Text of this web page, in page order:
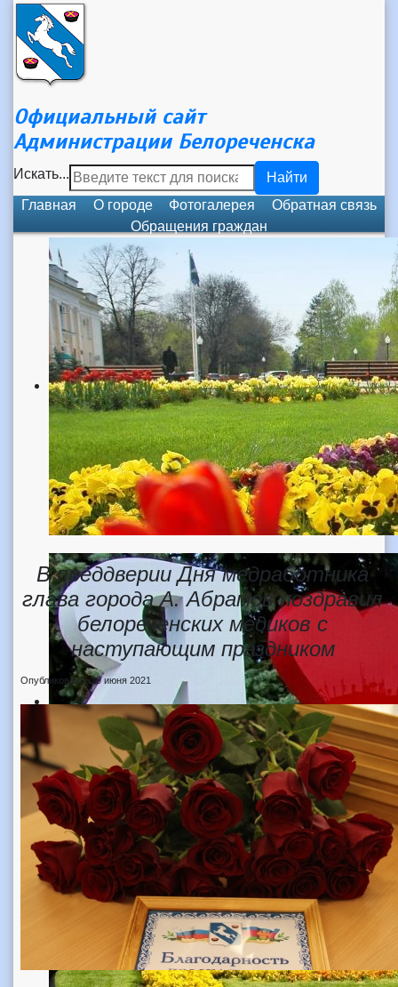
Официальный сайт
Администрации Белореченска
Искать...
Найти
Главная
О городе Фотогалерея
Обратная связь
Обращения граждан
В преддверии Дня медработника
глава города А. Абрамов поздравил
белореченских медиков с
наступающим праздником
Опубликовано: 19 июня 2021